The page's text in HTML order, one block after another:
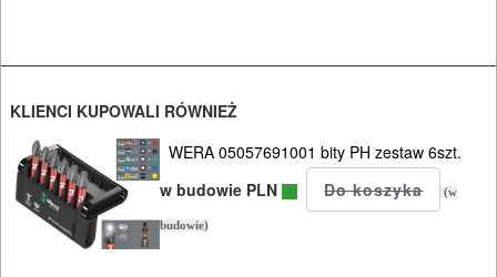
I
BHP
SPRZĘT
AGD
KLIENCI KUPOWALI RÓWNIEŻ
WERA 05057691001 bity PH zestaw 6szt.
w budowie PLN
(w
budowie)